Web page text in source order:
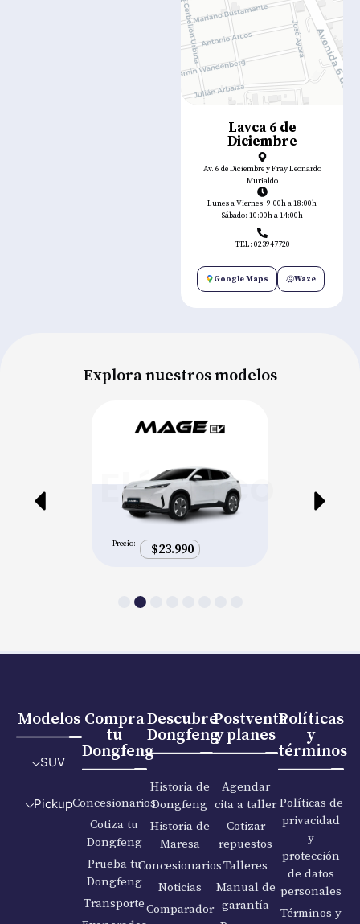
Lavca 6 de
Diciembre
Av. 6 de Diciembre y Fray Leonardo
Murialdo
Lunes a Viernes: 9:00h a 18:00h
Sábado: 10:00h a 14:00h
TEL: 023947720
Google Maps Waze
Explora nuestros modelos
Eléctrico
Precio: $23.990
Modelos
SUV
Pickup
Compra
tu
Dongfeng
Concesionarios
Cotiza tu
Dongfeng
Prueba tu
Dongfeng
Transporte
Descubre
Dongfeng
Historia de
Dongfeng
Historia de
Maresa
Concesionarios
Noticias
Comparador
Postventa
y planes
Agendar
cita a taller
Cotizar
repuestos
Talleres
Manual de
garantía
Políticas
y
términos
Políticas de
privacidad
y
protección
de datos
personales
Términos y